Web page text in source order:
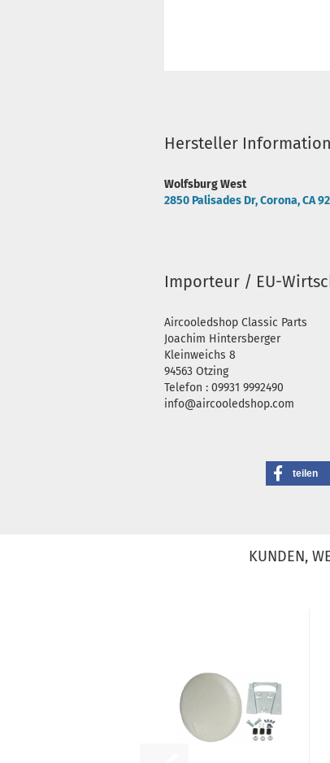
Hersteller
Wolfsburg West
2850 Palisades Dr, Corona, CA
Importeur / EU-
Aircooledshop Classic Parts
Joachim Hintersberger
Kleinweichs 8
94563 Otzing
Telefon : 09931 9992490
info@aircooledshop.com
teilen
KUNDEN,